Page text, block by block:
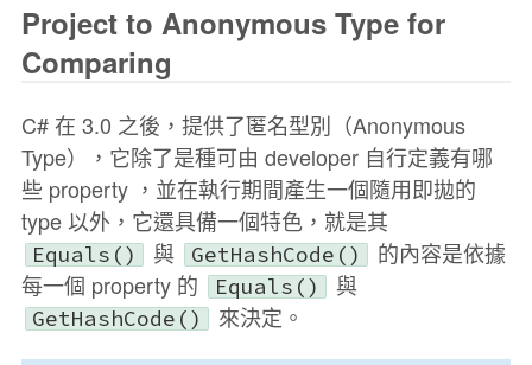
Project to Anonymous Type for
Comparing
C# 在 3.0 之後，提供了匿名型別（Anonymous
Type），它除了是種可由 developer 自行定義有哪
些 property ，並在執行期間產生一個隨用即拋的
type 以外，它還具備一個特色，就是其
Equals() 與 GetHashCode()
的內容是依據
每一個 property 的
Equals() 與
GetHashCode() 來決定。